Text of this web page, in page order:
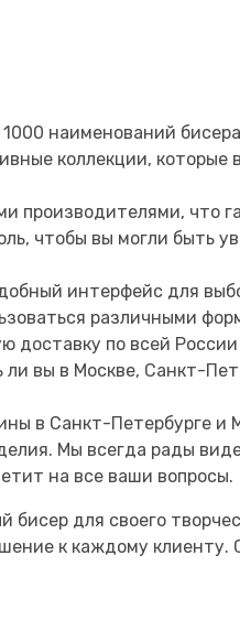
наименований
коллекции,
производителями, что
чтобы вы могли быть
интерфейс для
различными
доставку по всей
вы в Москве, Санкт-
в Санкт-Петербурге и
Мы всегда рады
на все ваши вопросы.
для своего
к каждому клиенту.